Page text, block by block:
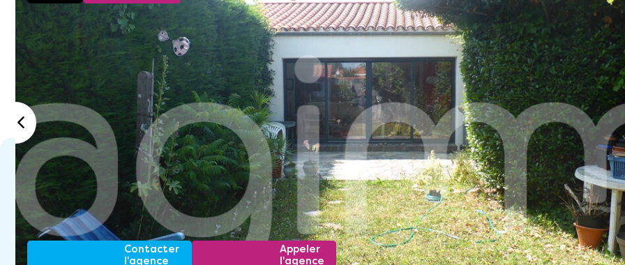
Contacter
l'agence
Appeler
l'agence